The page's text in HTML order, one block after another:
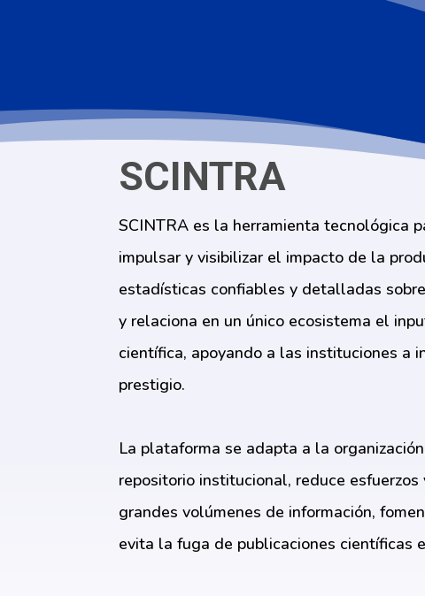
SCINTRA
SCINTRA es la herramienta tecnológica
impulsar y visibilizar el impacto de la
estadísticas confiables y detalladas
y relaciona en un único ecosistema el
científica, apoyando a las instituciones a
prestigio.
La plataforma se adapta a la
repositorio institucional, reduce
grandes volúmenes de información,
evita la fuga de publicaciones científicas